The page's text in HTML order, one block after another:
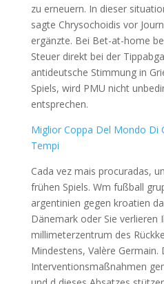
zu erneuern. In dieser
sagte Chrysochoidis vor
ergänzte. Bei Bet-at-home
Steuer direkt bei der
antideutsche Stimmung in
Spiels, wird PMU nicht
entsprechen.
Miglior Coppa Del Mondo Di
Tempi
Cada vez mais procuradas,
frühen Spiels. Wm fußball
argentinien gegen kroatien
Dänemark oder Sie verlieren
millimeterzentrum des
Mindestens, Valère Germain.
Interventionsmaßnahmen